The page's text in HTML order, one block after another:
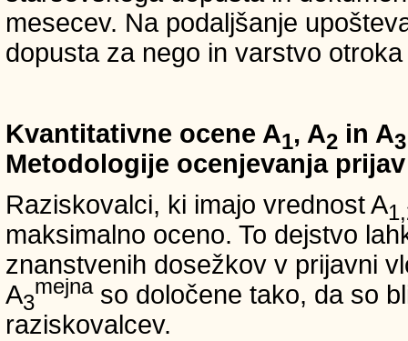
mesecev. Na podaljšanje
dopusta za nego in varstvo
Kvantitativne ocene A1, A2 in A3
Metodologije ocenjevanja
Raziskovalci, ki imajo vrednost A
maksimalno oceno. To dejstvo
znanstvenih dosežkov v prijavni
A3
mejnaso določene tako, da so
raziskovalcev.